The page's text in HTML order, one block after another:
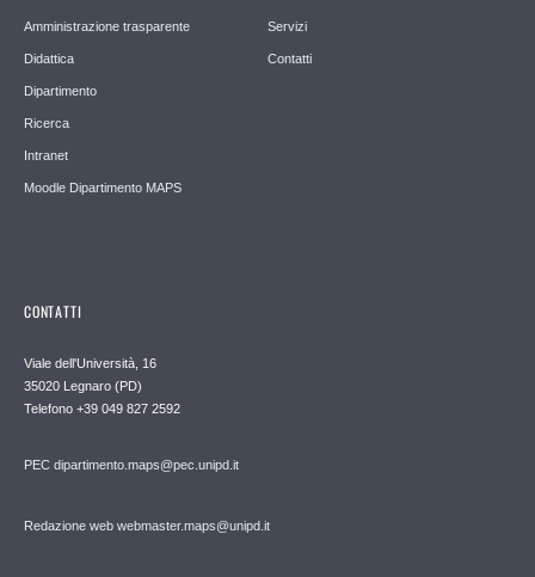
Amministrazione trasparente
Didattica
Dipartimento
Ricerca
Intranet
Moodle Dipartimento MAPS
Servizi
Contatti
CONTATTI
Viale dell'Università, 16
35020 Legnaro (PD)
Telefono +39 049 827 2592
PEC dipartimento.maps@pec.unipd.it
Redazione web webmaster.maps@unipd.it